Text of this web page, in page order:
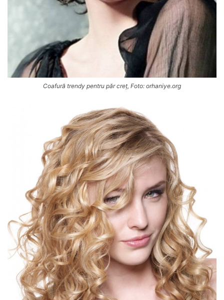
Coafură trendy pentru păr creț, Foto: orhaniye.org